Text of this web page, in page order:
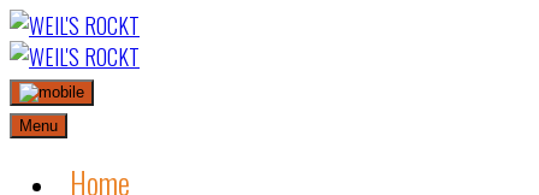
Skip
to
content
Menu
Home